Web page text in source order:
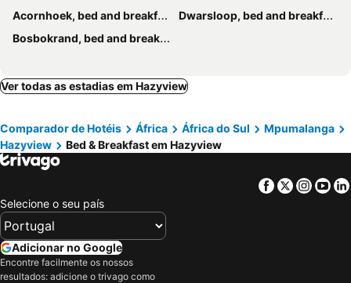
Acornhoek, bed and breakfasts
Dwarsloop, bed and breakfasts
Bosbokrand, bed and breakfasts
Ver todas as estadias em Hazyview
Comparador de Hotéis África África do Sul
Mpumalanga
Hazyview
Bed & Breakfast em Hazyview
Facebook
Twitter
Selecione o seu país
Adicionar no Google
Encontre facilmente os nossos
resultados: adicione o trivago como